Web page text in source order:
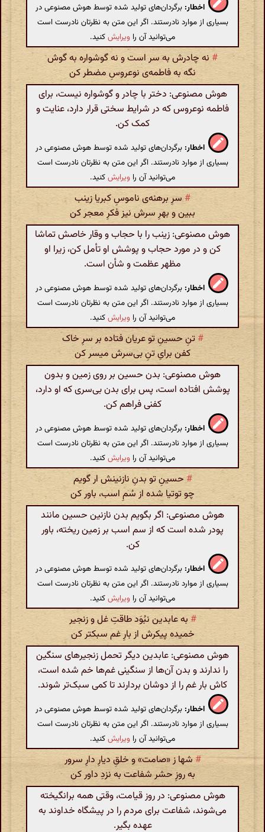
اخطار: برگردان‌های تولید شده توسط هوش مصنوعی در
بسیاری از موارد نادرستند. اگر این متن به نظرتان نادرست است
می‌توانید آن را ویرایشکنید.
# نه چادرش به سر است و نه گوشواره به گوش
نگه به فاطمه‌ی نوعروسِ مضطر کن
هوش مصنوعی: دختر با چادر و گوشواره نیست، برای
فاطمه نوعروس که در شرایط سختی قرار دارد، عنایت و
کمک کن.
اخطار: برگردان‌های تولید شده توسط هوش مصنوعی در
بسیاری از موارد نادرستند. اگر این متن به نظرتان نادرست است
می‌توانید آن را ویرایشکنید.
#سرِ برهنه‌ی ناموسِ کبریا زینب
ببین و بهرِ سرش نیز فکرِ معجر کن
هوش مصنوعی: زینب را با حجاب و وقار خاصش تماشا
کن و در مورد حجاب و پوشش او تأمل کن، زیرا او
مظهر عظمت و شأن است.
اخطار: برگردان‌های تولید شده توسط هوش مصنوعی در
بسیاری از موارد نادرستند. اگر این متن به نظرتان نادرست است
می‌توانید آن را ویرایشکنید.
# تنِ حسینِ تو عریان فتاده بر سرِ خاک
کفن برایِ تنِ بی‌سرش میسر کن
هوش مصنوعی: بدن حسین بر روی زمین و بدون
پوشش افتاده است، پس برای بدن بی‌سری که او دارد،
کفنی فراهم کن.
اخطار: برگردان‌های تولید شده توسط هوش مصنوعی در
بسیاری از موارد نادرستند. اگر این متن به نظرتان نادرست است
می‌توانید آن را ویرایشکنید.
#حسینِ تو بدنِ نازنینش ار گویم
چو توتیا شده از سُمِ اسب، باور کن
هوش مصنوعی: اگر بگویم بدن نازنین حسین مانند
پودر شده است که از سم اسب بر زمین ریخته، باور
کن.
اخطار: برگردان‌های تولید شده توسط هوش مصنوعی در
بسیاری از موارد نادرستند. اگر این متن به نظرتان نادرست است
می‌توانید آن را ویرایشکنید.
# به عابدین نبُوَد طاقتِ غل و زنجیر
خمیده پیکرش از بارِ غم سبکتر کن
هوش مصنوعی: عابدین دیگر تحمل زنجیرهای سنگین
را ندارند و بدن آن‌ها از سنگینی غم‌ها خم شده است،
کاش بار غم را از دوشان بردارند تا کمی سبک‌تر شوند.
اخطار: برگردان‌های تولید شده توسط هوش مصنوعی در
بسیاری از موارد نادرستند. اگر این متن به نظرتان نادرست است
می‌توانید آن را ویرایشکنید.
# شها ز «صامت» و خلقِ دیارِ دارِ سرور
به روزِ حشر شفاعت به نزدِ داور کن
هوش مصنوعی: در روز قیامت، وقتی همه برانگیخته
می‌شوند، شفاعت برای مردم را در پیشگاه خداوند به
عهده بگیر.